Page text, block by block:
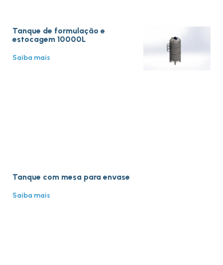
Tanque de formulação e
estocagem 10000L
Saiba mais
Tanque com mesa para envase
Saiba mais